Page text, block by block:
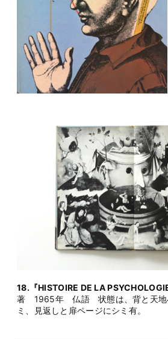
18.『HISTOIRE DE LA PSYCHOLOGIE
著 1965年 仏語 状態は、背と天地
ミ、見返しと扉ページにシミ有。